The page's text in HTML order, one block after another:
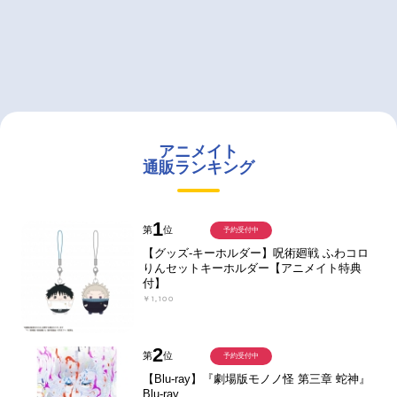
アニメイト
通販ランキング
第1位
【グッズ-キーホルダー】呪術廻戦 ふわコロ
りんセットキーホルダー【アニメイト特典
付】
￥1,100
予約受付中
第2位
【Blu-ray】『劇場版モノノ怪 第三章 蛇神』
Blu-ray
予約受付中